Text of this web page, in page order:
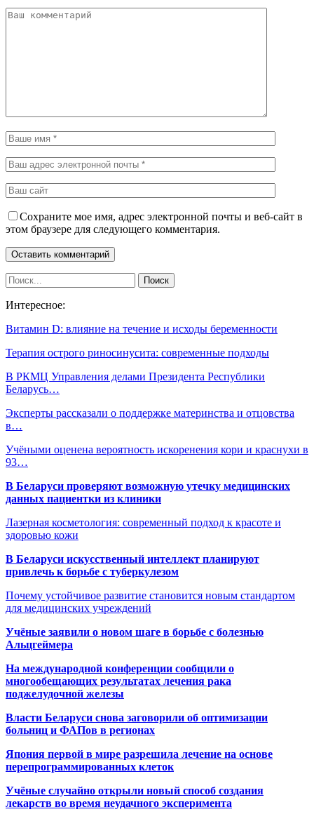
Сохраните мое имя, адрес электронной почты и веб-сайт в
этом браузере для следующего комментария.
Интересное:
Витамин D: влияние на течение и исходы беременности
Терапия острого риносинусита: современные подходы
В РКМЦ Управления делами Президента Республики
Беларусь…
Эксперты рассказали о поддержке материнства и отцовства
в…
Учёными оценена вероятность искоренения кори и краснухи в
93…
В Беларуси проверяют возможную утечку медицинских
данных пациентки из клиники
Лазерная косметология: современный подход к красоте и
здоровью кожи
В Беларуси искусственный интеллект планируют
привлечь к борьбе с туберкулезом
Почему устойчивое развитие становится новым стандартом
для медицинских учреждений
Учёные заявили о новом шаге в борьбе с болезнью
Альцгеймера
На международной конференции сообщили о
многообещающих результатах лечения рака
поджелудочной железы
Власти Беларуси снова заговорили об оптимизации
больниц и ФАПов в регионах
Япония первой в мире разрешила лечение на основе
перепрограммированных клеток
Учёные случайно открыли новый способ создания
лекарств во время неудачного эксперимента